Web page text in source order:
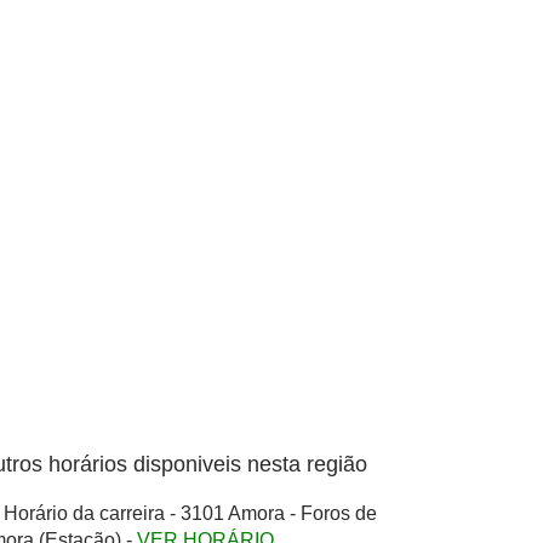
horários disponiveis nesta região
Horário da carreira - 3101 Amora - Foros de